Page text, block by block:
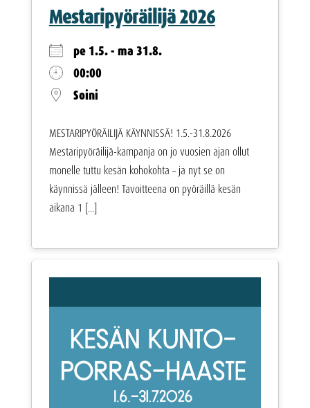
Mestaripyöräilijä 2026
pe 1.5. - ma 31.8.
00:00
Soini
MESTARIPYÖRÄILIJÄ KÄYNNISSÄ! 1.5.-31.8.2026
Mestaripyöräilijä-kampanja on jo vuosien ajan ollut
monelle tuttu kesän kohokohta – ja nyt se on
käynnissä jälleen! Tavoitteena on pyöräillä kesän
aikana 1 [...]